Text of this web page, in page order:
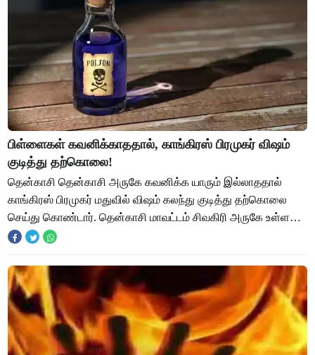
பிள்ளைகள் கவனிக்காததால், காங்கிரஸ் பிரமுகர் விஷம்
குடித்து தற்கொலை!
தென்காசி தென்காசி அருகே கவனிக்க யாரும் இல்லாததால்
காங்கிரஸ் பிரமுகர் மதுவில் விஷம் கலந்து குடித்து தற்கொலை
செய்து கொண்டார். தென்காசி மாவட்டம் சிவகிரி அருகே உள்ள
வடக்கு சத்திரம் பகுதியை சேர்ந்தவர் சங்